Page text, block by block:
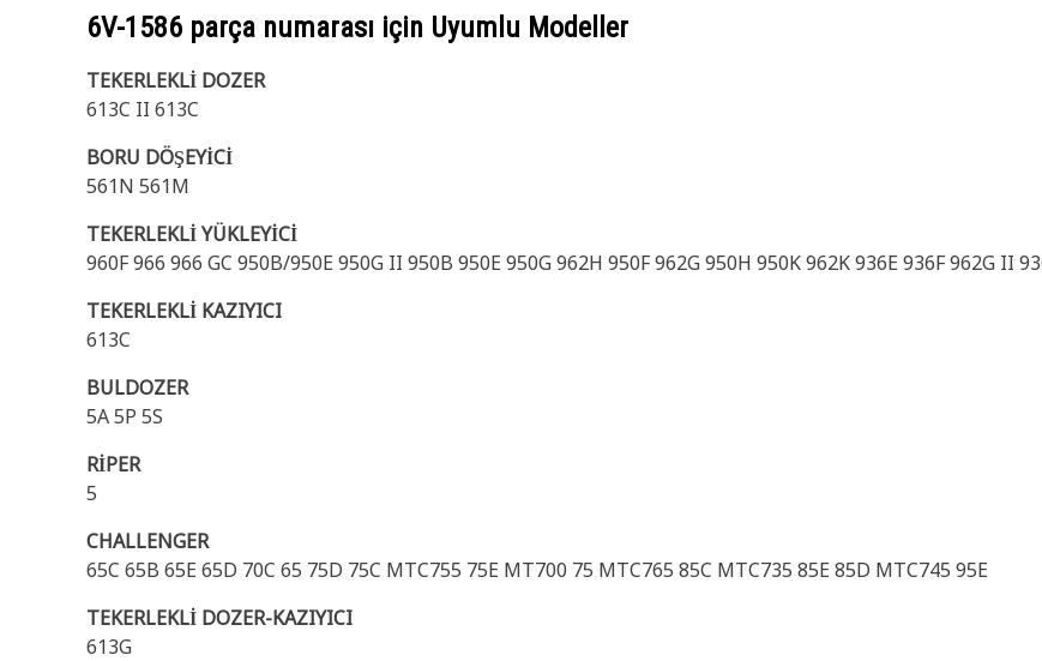
6V-1586 parça numarası için Uyumlu Modeller
TEKERLEKLİ DOZER
613C II 613C
BORU DÖŞEYİCİ
561N 561M
TEKERLEKLİ YÜKLEYİCİ
960F 966 966 GC 950B/950E 950G II 950B 950E 950G 962H 950F 962G 950H 950K 962K 936E 936F 962G II
TEKERLEKLİ KAZIYICI
613C
BULDOZER
5A 5P 5S
RİPER
5
CHALLENGER
65C 65B 65E 65D 70C 65 75D 75C MTC755 75E MT700 75 MTC765 85C MTC735 85E 85D MTC745 95E
TEKERLEKLİ DOZER-KAZIYICI
613G